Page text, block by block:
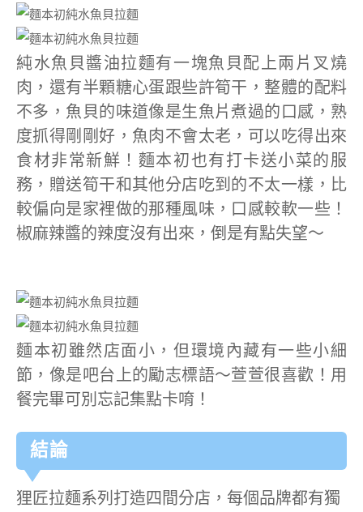
純水魚貝醬油拉麵有一塊魚貝配上兩片叉燒
肉，還有半顆糖心蛋跟些許筍干，整體的配料
不多，魚貝的味道像是生魚片煮過的口感，熟
度抓得剛剛好，魚肉不會太老，可以吃得出來
食材非常新鮮！麵本初也有打卡送小菜的服
務，贈送筍干和其他分店吃到的不太一樣，比
較偏向是家裡做的那種風味，口感較軟一些！
椒麻辣醬的辣度沒有出來，倒是有點失望～
麵本初雖然店面小，但環境內藏有一些小細
節，像是吧台上的勵志標語～萱萱很喜歡！用
餐完畢可別忘記集點卡唷！
結論
狸匠拉麵系列打造四間分店，每個品牌都有獨